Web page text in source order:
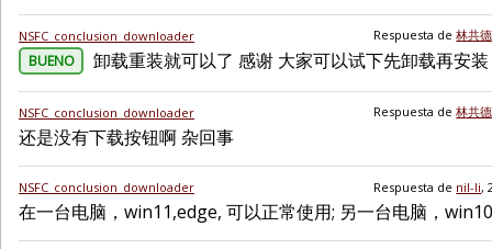
NSFC_conclusion_downloader Respuesta de林共德
BUENO 卸载重装就可以了 感谢 大家可以试下先卸载再安
NSFC_conclusion_downloader Respuesta de林共德
还是没有下载按钮啊 杂回事
NSFC_conclusion_downloader Respuesta de nil-li,
在一台电脑，win11,edge, 可以正常使用; 另一台电脑，